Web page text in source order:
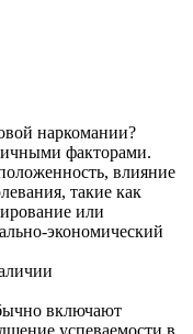
наркомании?
факторами.
влияние
такие как
или
экономический
включают